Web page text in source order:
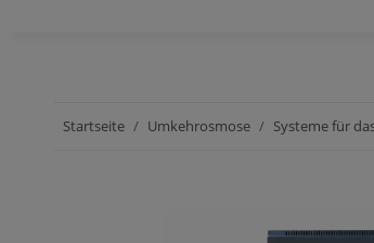
Startseite Umkehrosmose Systeme für